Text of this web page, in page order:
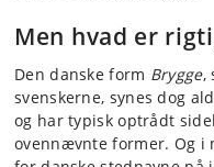
Men hvad er
Den danske form Brygge,
svenskerne, synes dog
og har typisk optrådt
ovennævnte former. Og